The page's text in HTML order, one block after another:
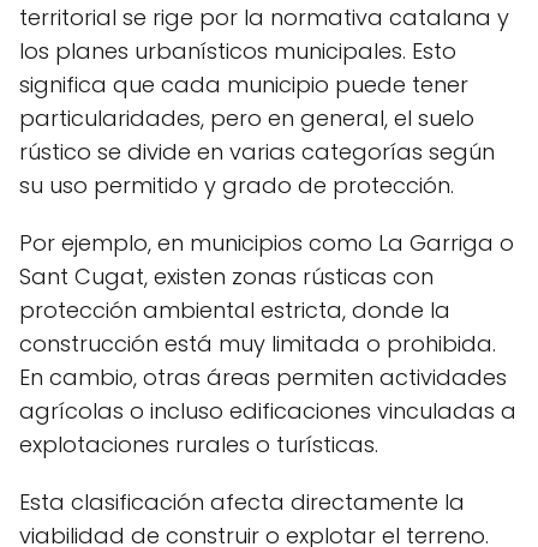
territorial se rige por la normativa catalana y
los planes urbanísticos municipales. Esto
significa que cada municipio puede tener
particularidades, pero en general, el suelo
rústico se divide en varias categorías según
su uso permitido y grado de protección.
Por ejemplo, en municipios como La Garriga o
Sant Cugat, existen zonas rústicas con
protección ambiental estricta, donde la
construcción está muy limitada o prohibida.
En cambio, otras áreas permiten actividades
agrícolas o incluso edificaciones vinculadas a
explotaciones rurales o turísticas.
Esta clasificación afecta directamente la
viabilidad de construir o explotar el terreno.